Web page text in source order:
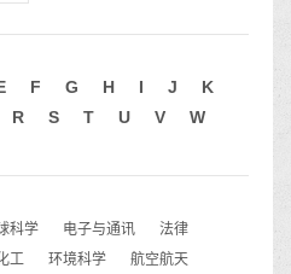
F G H I J
K
R S T U V
W
科学 电子与通讯
法律
工 环境科学
航空航天